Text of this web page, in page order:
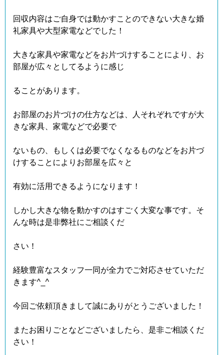
回収内容はご自身では動かすことのできない大きな婚
礼家具や大型家電などでした！
大きな家具や家電などをお片づけすることにより、お
部屋が広々としてるように感じ
ることがあります。
お部屋のお片づけの仕方などは、人それぞれですが大
きな家具、家電などで必要で
ないもの、もしくは必要でなくなるものなどをお片づ
けすることによりお部屋を広々と
有効に活用できるようになります！
しかし大きな物を動かすのはすごく大変な事です。そ
んな時は是非弊社にご相談くだ
さい！
経験豊富なスタッフ一同が全力でご対応させていただ
きます^_^
今回ご依頼頂きまして誠にありがとうございました！
またお困りごとなどございましたら、是非ご相談くだ
さい！